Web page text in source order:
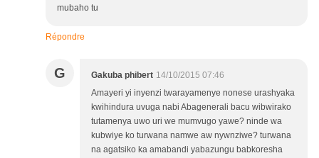
mubaho tu
Répondre
G Gakuba phibert 14/10/2015 07:46
Amayeri yi inyenzi twarayamenye nonese urashyaka
kwihindura uvuga nabi Abagenerali bacu wibwirako
tutamenya uwo uri we mumvugo yawe? ninde wa
kubwiye ko turwana namwe aw nywnziwe? turwana
na agatsiko ka amabandi yabazungu babkoresha